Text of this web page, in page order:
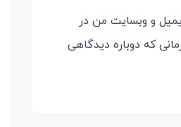
و وبسایت من در
که دوباره دیدگاهی